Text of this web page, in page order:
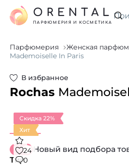
ORENTAL
ПАРФЮМЕРИЯ И КОСМЕТИКА
Парфюмерия Женская
Mademoiselle In Paris
В избранное
Rochas
Скидка 22%
Хит
24
0
Новый вид подбора
Тип